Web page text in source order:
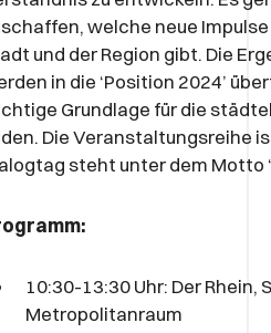
welche neue
und der Region gibt. Die
in die ‘Position 2024’
Grundlage für die
Die Veranstaltungsreihe
steht unter dem Motto
10:30-13:30 Uhr: Der Rhein,
Metropolitanraum